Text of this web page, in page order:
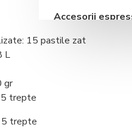
Accesorii
15 pastile zat
L
gr
5 trepte
5 trepte